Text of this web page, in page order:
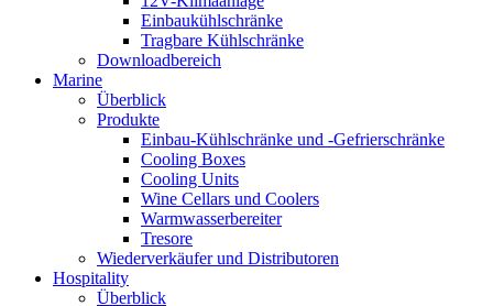
Einbaukühlschränke
Tragbare Kühlschränke
Downloadbereich
Marine
Überblick
Produkte
Einbau-Kühlschränke und -Gefrierschränke
Cooling Boxes
Cooling Units
Wine Cellars und Coolers
Warmwasserbereiter
Tresore
Wiederverkäufer und Distributoren
Hospitality
Überblick